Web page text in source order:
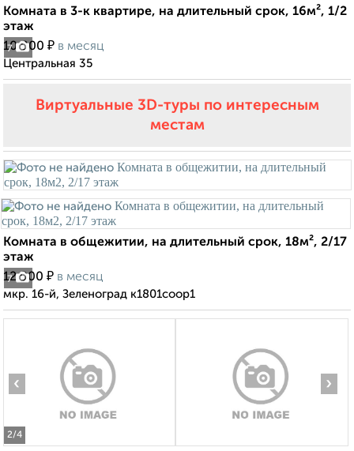
7
Комната в 3-к квартире, на длительный срок, 16м², 1/2
этаж
10 000 ₽ в месяц
Центральная 35
Виртуальные 3D-туры по интересным
местам
7
Комната в общежитии, на длительный срок, 18м², 2/17
этаж
12 000 ₽ в месяц
мкр. 16-й, Зеленоград к1801соор1
2/4
‹ ›